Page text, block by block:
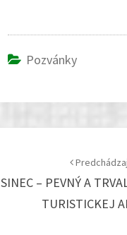
Pozvánky
SINEC – PEVNÝ A
TURISTICKEJ